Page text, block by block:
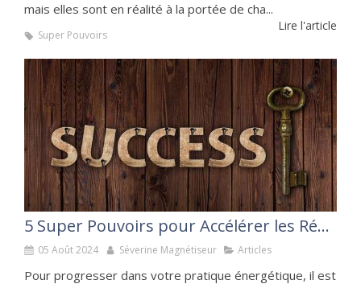
mais elles sont en réalité à la portée de cha...
Lire l'article
Super Pouvoirs
5 Super Pouvoirs pour Accélérer les Résultats de Tes Clients et Faire Exploser Ton Succès
05 Août 2024 Séverine Magnétiseur Articles
Pour progresser dans votre pratique énergétique, il est